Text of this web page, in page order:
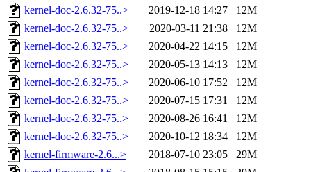
kernel-doc-2.6.32-75..>
2019-12-18 14:27
12M
kernel-doc-2.6.32-75..>
2020-03-11 21:38
12M
kernel-doc-2.6.32-75..>
2020-04-22 14:15
12M
kernel-doc-2.6.32-75..>
2020-05-13 14:13
12M
kernel-doc-2.6.32-75..>
2020-06-10 17:52
12M
kernel-doc-2.6.32-75..>
2020-07-15 17:31
12M
kernel-doc-2.6.32-75..>
2020-08-26 16:41
12M
kernel-doc-2.6.32-75..>
2020-10-12 18:34
12M
kernel-firmware-2.6...>
2018-07-10 23:05
29M